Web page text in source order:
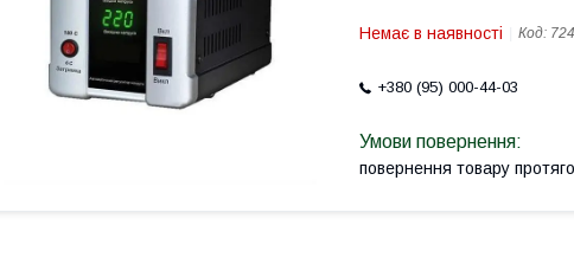
Немає в наявності Код:
+380 (95) 000-44-03
повернення товару